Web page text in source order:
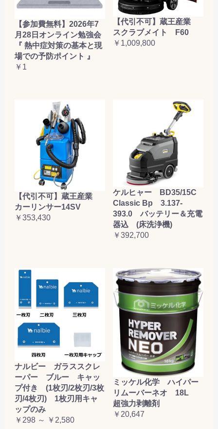
【参加費無料】2026年7
月28日オンライン勉強会
『 熱中症対策の基本と現
場での予防ポイント 』
￥1
【代引不可】蔵王産業
スクラブメイト F60
￥1,009,800
【代引不可】蔵王産業
カーリンサー14SV
￥353,430
ケルヒャー BD35/15C
Classic Bp 3.137-
393.0 バッテリー＆充電
器込 (床洗浄機)
￥392,700
ナルビー ガラススクレ
ーパー ブルー キャッ
プ付き (1枚刃/2枚刃/3枚
刃/4枚刃) 1枚刃用キャ
ップのみ
￥298 ～ ￥2,580
ミッケル化学 ハイパー
リムーバーネオ 18L
超強力剥離剤
￥20,647